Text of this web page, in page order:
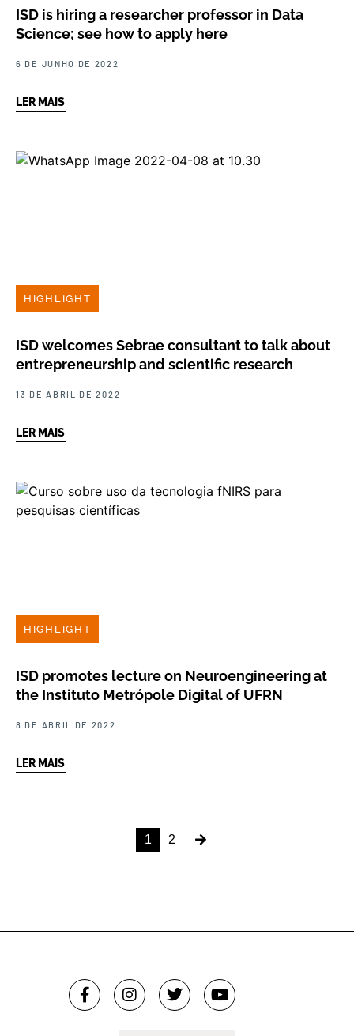
ISD is hiring a researcher professor in Data
Science; see how to apply here
6 DE JUNHO DE 2022
LER MAIS
HIGHLIGHT
ISD welcomes Sebrae consultant to talk about
entrepreneurship and scientific research
13 DE ABRIL DE 2022
LER MAIS
HIGHLIGHT
ISD promotes lecture on Neuroengineering at
the Instituto Metrópole Digital of UFRN
8 DE ABRIL DE 2022
LER MAIS
1 2